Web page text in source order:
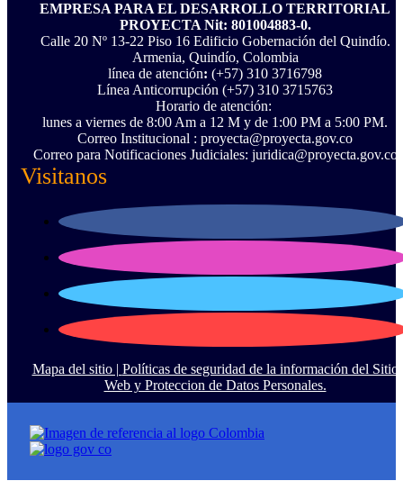
EMPRESA PARA EL DESARROLLO TERRITORIAL
PROYECTA Nit: 801004883-0.
Calle 20 Nº 13-22 Piso 16 Edificio Gobernación del Quindío.
Armenia, Quindío, Colombia
línea de atención: (+57) 310 3716798
Línea Anticorrupción ‪(+57) 310 3715763‬
Horario de atención:
lunes a viernes de 8:00 Am a 12 M y de 1:00 PM a 5:00 PM.
Correo Institucional : proyecta@proyecta.gov.co
Correo para Notificaciones Judiciales: juridica@proyecta.gov.co
Visitanos
Mapa del sitio | Políticas de seguridad de la información del Sitio
Web y Proteccion de Datos Personales.